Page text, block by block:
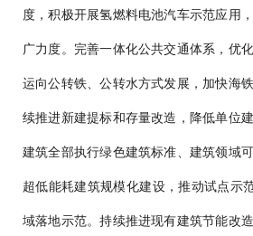
度，积极开展氢燃料电池汽车示范应用
广力度。完善一体化公共交通体系，优
运向公转铁、公转水方式发展，加快海
续推进新建提标和存量改造，降低单位
建筑全部执行绿色建筑标准、建筑领域
超低能耗建筑规模化建设，推动试点示
域落地示范。持续推进现有建筑节能改